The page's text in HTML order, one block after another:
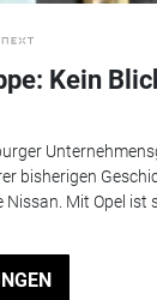
Kein
bisherigen
Mit Opel ist